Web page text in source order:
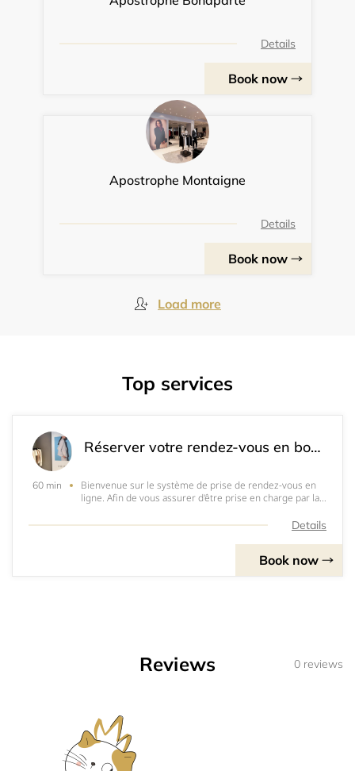
Details
Book now
Apostrophe Montaigne
Details
Book now
Load more
Top services
Réserver votre rendez-vous en boutique
60 min
Bienvenue sur le système de prise de rendez-vous en
ligne. Afin de vous assurer d'être prise en charge par la
vous proposons de réserver votre heure de passage.
Details
Book now
Reviews 0 reviews